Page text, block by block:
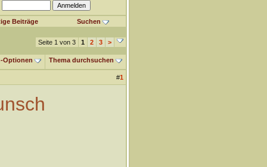
Beiträge Suchen
Seite 1 von 3 1 2 3 >
Optionen Thema durchsuchen
#1